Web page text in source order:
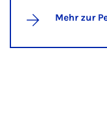
Mehr zur